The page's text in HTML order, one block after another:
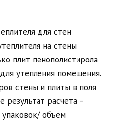
на стены
плит пенополистирола
утепления помещения.
стены и плиты в поля
результат расчета –
объем